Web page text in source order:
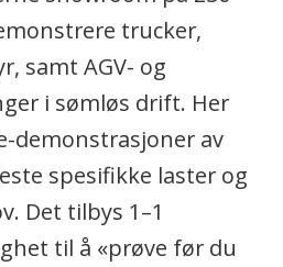
trucker,
samt AGV- og
i sømløs drift. Her
demonstrasjoner av
spesifikke laster og
Det tilbys 1–1
til å «prøve før du